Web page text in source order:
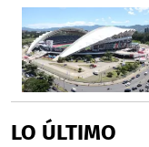
LO ÚLTIMO